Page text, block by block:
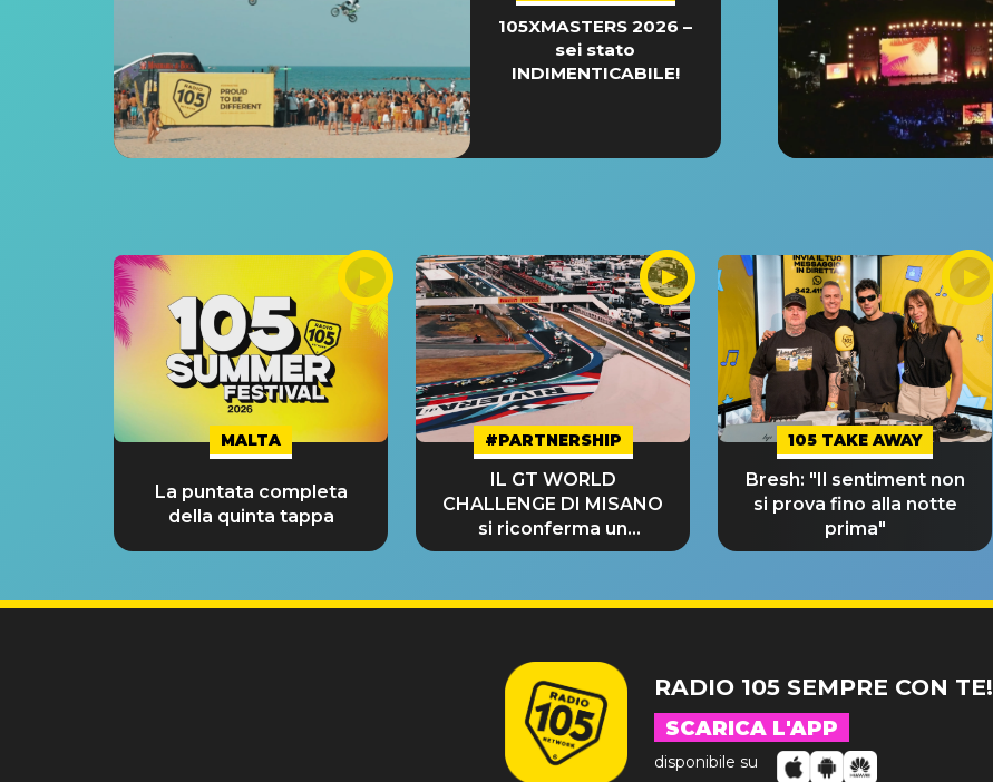
105XMASTERS 2026 –
sei stato
INDIMENTICABILE!
MALTA
La puntata completa
della quinta tappa
#PARTNERSHIP
IL GT WORLD
CHALLENGE DI MISANO
si riconferma un
GRANDE SUCCESSO!
105 TAKE AWAY
Bresh: "Il sentiment non
si prova fino alla notte
prima"
RADIO 105 SEMPRE CON TE!
SCARICA L'APP
disponibile su